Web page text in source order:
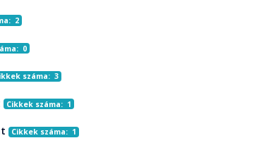
2
0
száma: 3
Cikkek száma: 1
Cikkek száma: 1